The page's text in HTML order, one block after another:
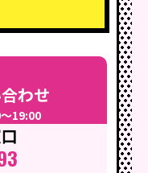
わせ
19:00